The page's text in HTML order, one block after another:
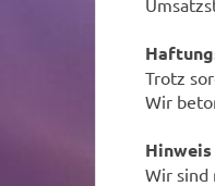
Trotz
Wir
Wir sind